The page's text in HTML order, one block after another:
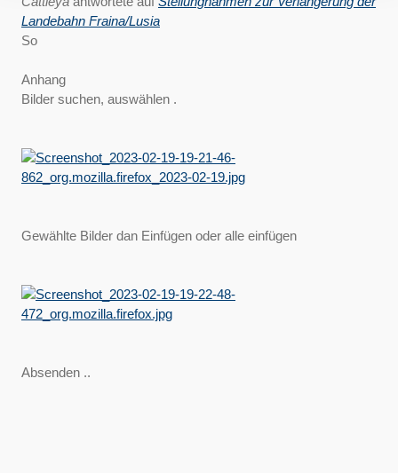
Landebahn Fraina/Lusia
So
Anhang
Bilder suchen, auswählen .
Gewählte Bilder dan Einfügen oder alle einfügen
Absenden ..